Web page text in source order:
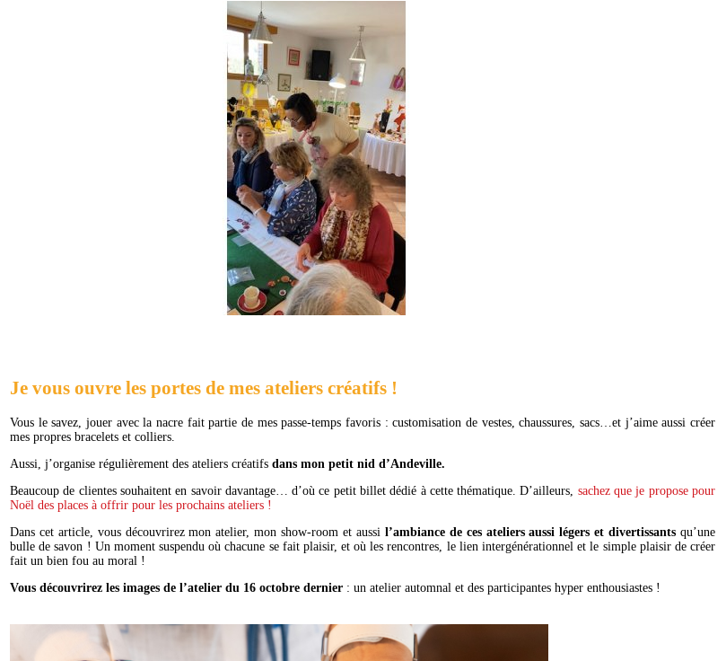
Je vous ouvre les portes de mes ateliers créatifs !
Vous le savez, jouer avec la nacre fait partie de mes passe-temps favoris : customisation de vestes, chaussures, sacs…et j’aime aussi créer
mes propres bracelets et colliers.
Aussi, j’organise régulièrement des ateliers créatifs dans mon petit nid d’Andeville.
Beaucoup de clientes souhaitent en savoir davantage… d’où ce petit billet dédié à cette thématique. D’ailleurs, sachez que je propose pour
Noël des places à offrir pour les prochains ateliers !
Dans cet article, vous découvrirez mon atelier, mon show-room et aussi l’ambiance de ces ateliers aussi légers et divertissants qu’une
bulle de savon ! Un moment suspendu où chacune se fait plaisir, et où les rencontres, le lien intergénérationnel et le simple plaisir de créer
fait un bien fou au moral !
Vous découvrirez les images de l’atelier du 16 octobre dernier : un atelier automnal et des participantes hyper enthousiastes !